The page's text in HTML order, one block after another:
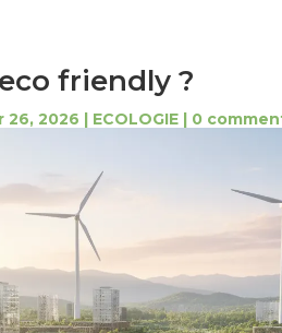
friendly ?
26, 2026 ECOLOGIE 0